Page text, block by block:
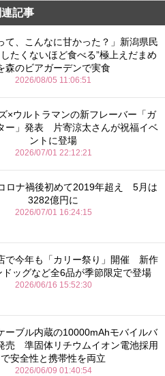
連記事
て、こんなに甘かった？」新潟県民
たくないほど食べる”極上えだまめ
森のビアガーデンで実食
2026/08/05 11:06:51
×ウルトラマンの新フレーバー「ガ
ー」発表 片寄涼太さんが祝福イベ
ントに登場
2026/07/01 22:12:21
ロナ禍後初めて2019年超え 5月は
3282億円に
2026/07/01 16:24:15
で今年も「カリー祭り」開催 新作
ドッグなど全6品が季節限定で登場
2026/06/16 15:52:30
ーブル内蔵の10000mAhモバイルバ
売 準固体リチウムイオン電池採用
で安全性と携帯性を両立
2026/06/09 01:40:54